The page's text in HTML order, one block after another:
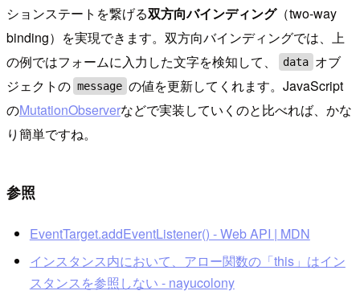
ションステートを繋げる双方向バインディング（two-way
binding）を実現できます。双方向バインディングでは、上
の例ではフォームに入力した文字を検知して、
data オブ
ジェクトの message の値を更新してくれます。JavaScript
のMutationObserverなどで実装していくのと比べれば、かな
り簡単ですね。
参照
EventTarget.addEventListener() - Web API | MDN
インスタンス内において、アロー関数の「this」はイン
スタンスを参照しない - nayucolony